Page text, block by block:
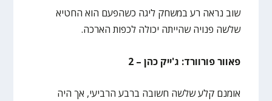
שוב נראה רע במשחק ליגה כשהפעם הוא החטיא
שלשה פנויה שהייתה יכולה לכפות הארכה.
פאוור פורוורד: ג'ייק כהן – 2
אומנם קלע שלשה חשובה ברבע הרביעי, אך היה